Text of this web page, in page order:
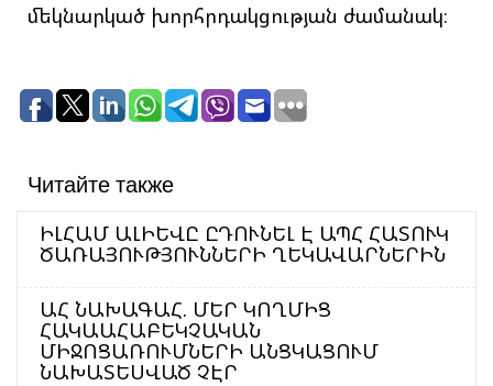
մեկնարկած խորհրդակցության ժամանակ։
Читайте также
ԻԼՀԱՄ ԱԼԻԵՎԸ ԸԴՈՒՆԵԼ Է ԱՊՀ ՀԱՏՈՒԿ
ԾԱՌԱՅՈՒԹՅՈՒՆՆԵՐԻ ՂԵԿԱՎԱՐՆԵՐԻՆ
ԱՀ ՆԱԽԱԳԱՀ. ՄԵՐ ԿՈՂՄԻՑ
ՀԱԿԱԱՀԱԲԵԿՉԱԿԱՆ
ՄԻՋՈՑԱՌՈՒՄՆԵՐԻ ԱՆՑԿԱՑՈՒՄ
ՆԱԽԱՏԵՍՎԱԾ ՉԷՐ